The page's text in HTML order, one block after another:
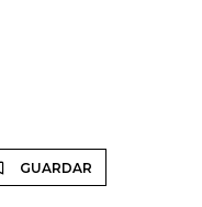
GUARDAR